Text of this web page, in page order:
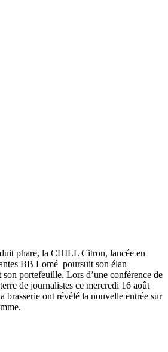
phare, la CHILL Citron, lancée en
BB Lomé poursuit son élan
son portefeuille. Lors d’une conférence de
de journalistes ce mercredi 16 août
brasserie ont révélé la nouvelle entrée sur